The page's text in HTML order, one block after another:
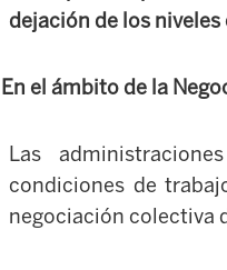
dejación de los
el ámbito de la
Las
condiciones de
negociación colectiva